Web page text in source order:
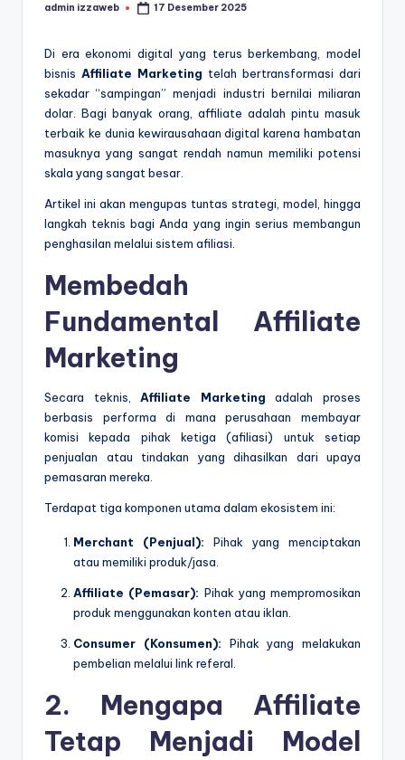
Posted
admin izzaweb 17 Desember 2025
Di era ekonomi digital yang terus berkembang, model
bisnis Affiliate Marketing telah bertransformasi dari
sekadar “sampingan” menjadi industri bernilai miliaran
dolar. Bagi banyak orang, affiliate adalah pintu masuk
terbaik ke dunia kewirausahaan digital karena hambatan
masuknya yang sangat rendah namun memiliki potensi
skala yang sangat besar.
Artikel ini akan mengupas tuntas strategi, model, hingga
langkah teknis bagi Anda yang ingin serius membangun
penghasilan melalui sistem afiliasi.
Membedah
Fundamental Affiliate
Marketing
Secara teknis,Affiliate Marketing adalah proses
berbasis performa di mana perusahaan membayar
komisi kepada pihak ketiga (afiliasi) untuk setiap
penjualan atau tindakan yang dihasilkan dari upaya
pemasaran mereka.
Terdapat tiga komponen utama dalam ekosistem ini:
Merchant (Penjual): Pihak yang menciptakan
atau memiliki produk/jasa.
Affiliate (Pemasar): Pihak yang mempromosikan
produk menggunakan konten atau iklan.
Consumer (Konsumen): Pihak yang melakukan
pembelian melalui link referal.
2. Mengapa Affiliate
Tetap Menjadi Model